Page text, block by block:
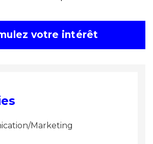
votre intérêt
Marketing